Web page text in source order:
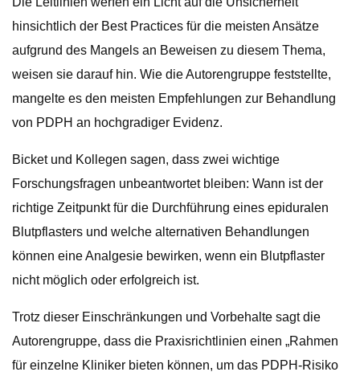
hinsichtlich der Best Practices für die meisten Ansätze
aufgrund des Mangels an Beweisen zu diesem Thema,
weisen sie darauf hin. Wie die Autorengruppe feststellte,
mangelte es den meisten Empfehlungen zur Behandlung
von PDPH an hochgradiger Evidenz.
Bicket und Kollegen sagen, dass zwei wichtige
Forschungsfragen unbeantwortet bleiben: Wann ist der
richtige Zeitpunkt für die Durchführung eines epiduralen
Blutpflasters und welche alternativen Behandlungen
können eine Analgesie bewirken, wenn ein Blutpflaster
nicht möglich oder erfolgreich ist.
Trotz dieser Einschränkungen und Vorbehalte sagt die
Autorengruppe, dass die Praxisrichtlinien einen „Rahmen
für einzelne Kliniker bieten können, um das PDPH-Risiko